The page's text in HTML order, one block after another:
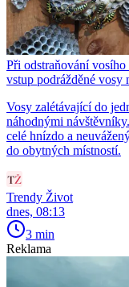
Při odstraňování
vstup podrážděné vosy
Vosy zalétávající do
náhodnými
celé hnízdo a
do obytných místností.
Trendy Život
dnes, 08:13
3 min
Reklama